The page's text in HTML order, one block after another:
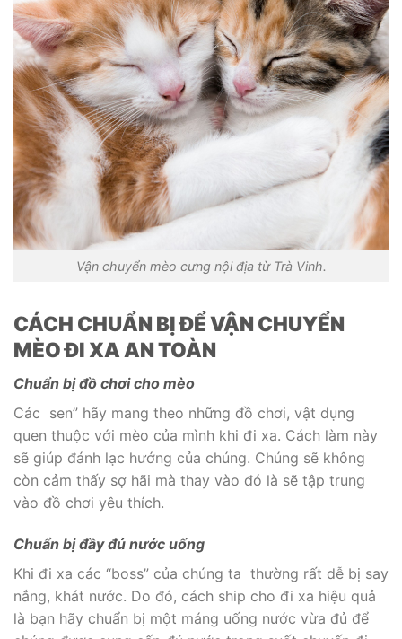
Vận chuyển mèo cưng nội địa từ Trà Vinh.
CÁCH CHUẨN BỊ ĐỂ VẬN CHUYỂN
MÈO ĐI XA AN TOÀN
Chuẩn bị đồ chơi cho mèo
Các sen” hãy mang theo những đồ chơi, vật dụng
quen thuộc với mèo của mình khi đi xa. Cách làm này
sẽ giúp đánh lạc hướng của chúng. Chúng sẽ không
còn cảm thấy sợ hãi mà thay vào đó là sẽ tập trung
vào đồ chơi yêu thích.
Chuẩn bị đầy đủ nước uống
Khi đi xa các “boss” của chúng ta thường rất dễ bị say
nắng, khát nước. Do đó, cách ship cho đi xa hiệu quả
là bạn hãy chuẩn bị một máng uống nước vừa đủ để